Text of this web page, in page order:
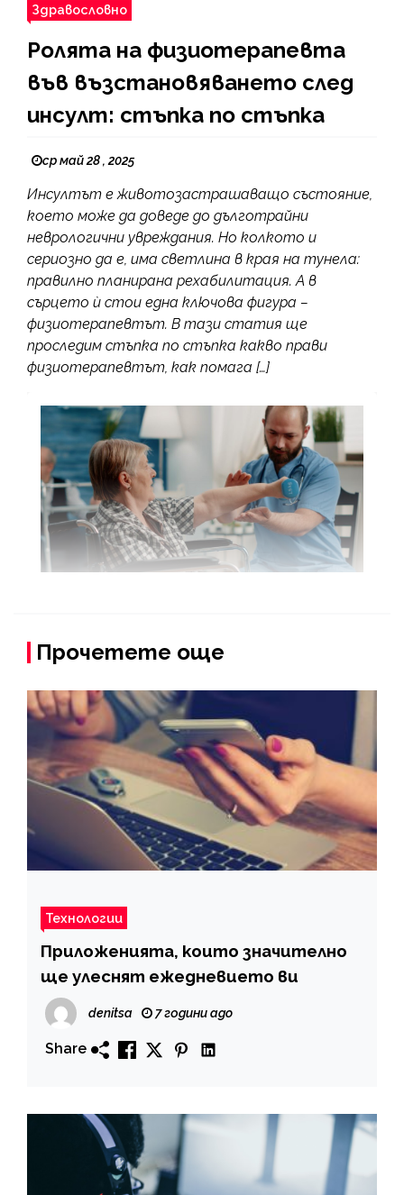
Здравословно
Ролята на физиотерапевта
във възстановяването след
инсулт: стъпка по стъпка
ср май 28 , 2025
Инсултът е животозастрашаващо състояние,
което може да доведе до дълготрайни
неврологични увреждания. Но колкото и
сериозно да е, има светлина в края на тунела:
правилно планирана рехабилитация. А в
сърцето ѝ стои една ключова фигура –
физиотерапевтът. В тази статия ще
проследим стъпка по стъпка какво прави
физиотерапевтът, как помага […]
Прочетете още
Технологии
Приложенията, които значително
ще улеснят ежедневието ви
denitsa 7 години ago
Share